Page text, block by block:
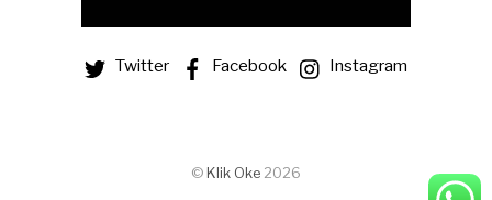
Twitter Facebook Instagram
© Klik Oke 2026